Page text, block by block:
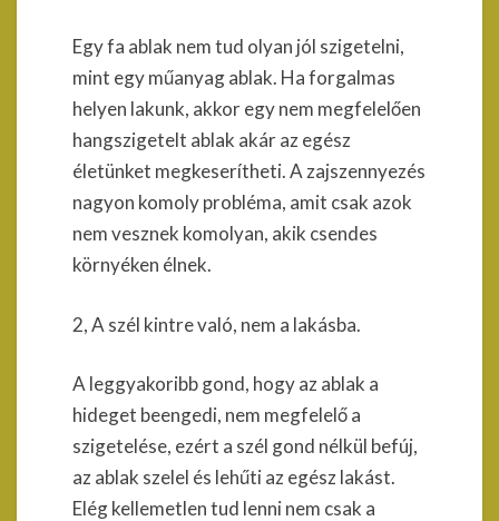
Egy fa ablak nem tud olyan jól szigetelni,
mint egy műanyag ablak. Ha forgalmas
helyen lakunk, akkor egy nem megfelelően
hangszigetelt ablak akár az egész
életünket megkeserítheti. A zajszennyezés
nagyon komoly probléma, amit csak azok
nem vesznek komolyan, akik csendes
környéken élnek.
2, A szél kintre való, nem a lakásba.
A leggyakoribb gond, hogy az ablak a
hideget beengedi, nem megfelelő a
szigetelése, ezért a szél gond nélkül befúj,
az ablak szelel és lehűti az egész lakást.
Elég kellemetlen tud lenni nem csak a